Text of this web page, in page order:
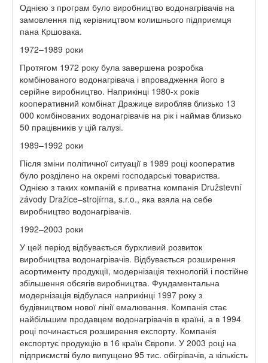
Однією з програм було виробництво водонагрівачів на
замовлення під керівництвом колишнього підприємця
пана Кршовака.
1972–1989 роки
Протягом 1972 року була завершена розробка
комбінованого водонагрівача і впровадження його в
серійне виробництво. Наприкінці 1980-х років
кооперативний комбінат Дражице виробляв близько 13
000 комбінованих водонагрівачів на рік і наймав близько
50 працівників у цій галузі.
1989–1992 роки
Після зміни політичної ситуації в 1989 році кооператив
було розділено на окремі господарські товариства.
Однією з таких компаній є приватна компанія Družstevní
závody Dražice–strojírna, s.r.o., яка взяла на себе
виробництво водонагрівачів.
1992–2003 роки
У цей період відбувається бурхливий розвиток
виробництва водонагрівачів. Відбувається розширення
асортименту продукції, модернізація технологій і постійне
збільшення обсягів виробництва. Фундаментальна
модернізація відбулася наприкінці 1997 року з
будівництвом нової лінії емалювання. Компанія стає
найбільшим продавцем водонагрівачів в країні, а в 1994
році починається розширення експорту. Компанія
експортує продукцію в 16 країн Європи. У 2003 році на
підприємстві було випущено 95 тис. обігрівачів, а кількість